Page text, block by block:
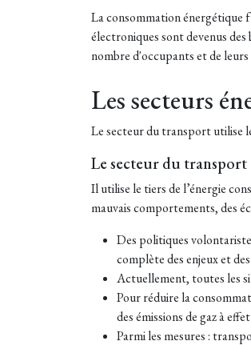
La consommation énergétique
électroniques sont devenus
nombre d'occupants et de
Les secteurs
Le secteur du transport utilise
Le secteur du transport
Il utilise le tiers de l’énergie
mauvais comportements, des
Des politiques
complète des enjeux et
Actuellement, toutes les
Pour réduire la
des émissions de gaz à
Parmi les mesures :